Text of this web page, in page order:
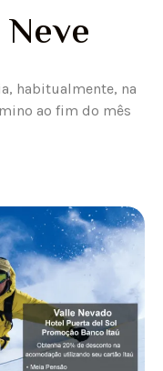
habitualmente, na
ao fim do mês